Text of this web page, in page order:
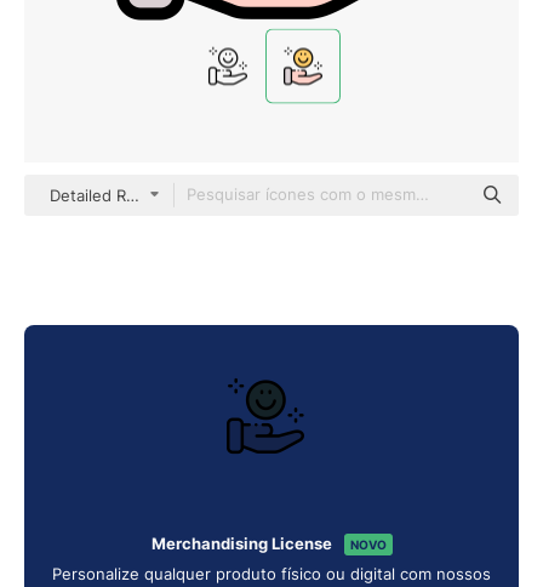
Detailed Rounded Lineal color
Merchandising License NOVO
Personalize qualquer produto físico ou digital com nossos